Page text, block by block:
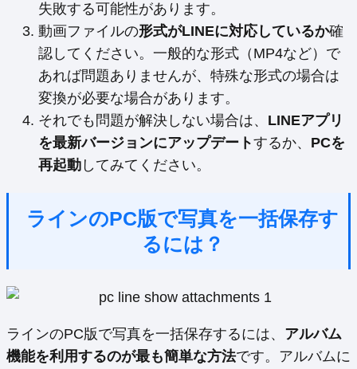
失敗する可能性があります。
動画ファイルの形式がLINEに対応しているか確
認してください。一般的な形式（MP4など）で
あれば問題ありませんが、特殊な形式の場合は
変換が必要な場合があります。
それでも問題が解決しない場合は、 LINEアプリ
を最新バージョンにアップデートするか、 PCを
再起動 してみてください。
ラインのPC版で写真を一括保存す
るには？
ラインのPC版で写真を一括保存するには、 アルバム
機能を利用するのが最も簡単な方法です。アルバムに